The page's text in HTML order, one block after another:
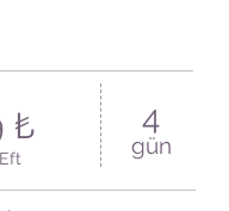
₺ 4
gün